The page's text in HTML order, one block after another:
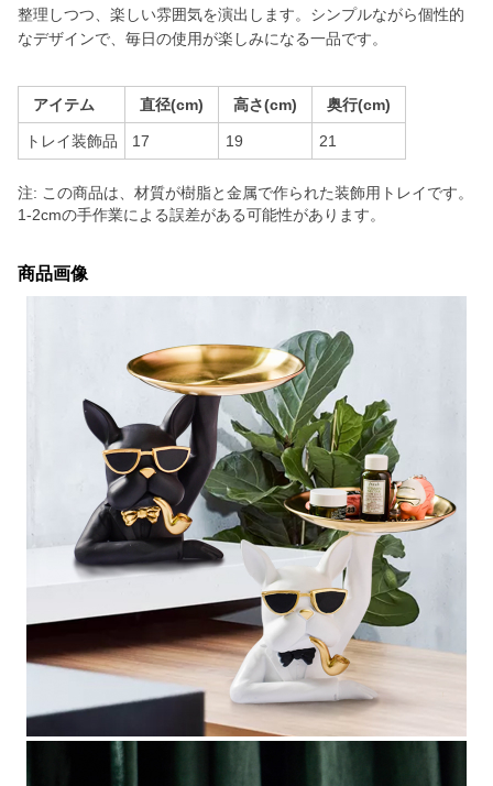
整理しつつ、楽しい雰囲気を演出します。シンプルながら個性的
なデザインで、毎日の使用が楽しみになる一品です。
アイテム 直径(cm) 高さ(cm) 奥行(cm)
トレイ装飾品 17 19 21
注: この商品は、材質が樹脂と金属で作られた装飾用トレイです。
1-2cmの手作業による誤差がある可能性があります。
商品画像